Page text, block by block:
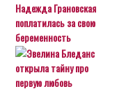
Надежда Грановская
поплатилась за свою
беременность